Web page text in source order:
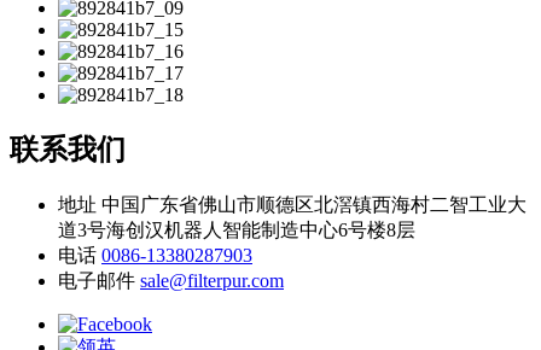
联系我们
地址 中国广东省佛山市顺德区北滘镇西海村二智工业大
道3号海创汉机器人智能制造中心6号楼8层
电话 0086-13380287903
电子邮件 sale@filterpur.com